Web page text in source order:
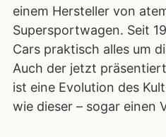
einem Hersteller von
Supersportwagen. Seit
Cars praktisch alles um
Auch der jetzt
ist eine Evolution des
wie dieser – sogar einen